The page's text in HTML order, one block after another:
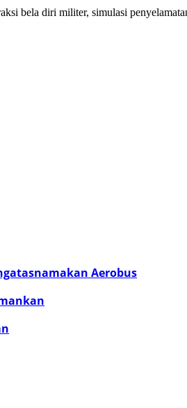
bela diri militer, simulasi
Aerobus